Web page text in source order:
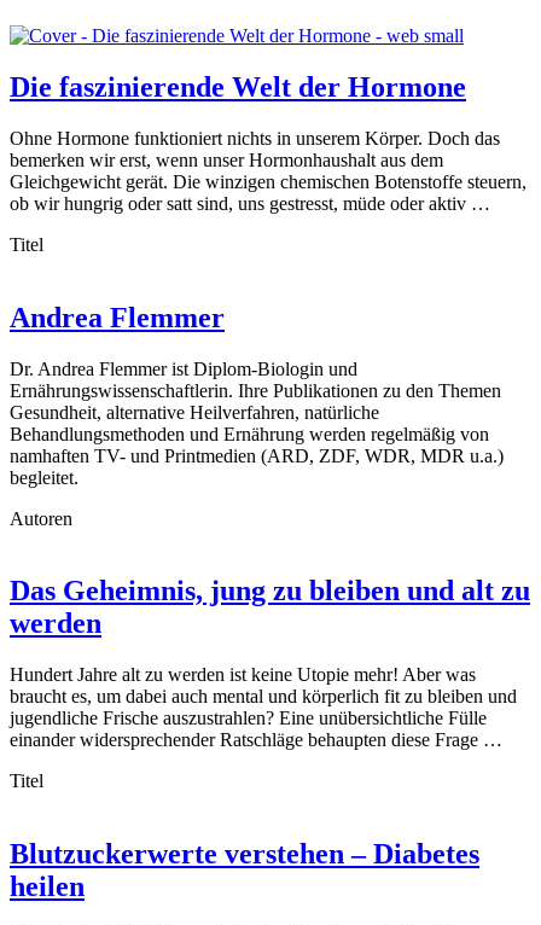
Die faszinierende Welt der Hormone
Ohne Hormone funktioniert nichts in unserem Körper. Doch das
bemerken wir erst, wenn unser Hormonhaushalt aus dem
Gleichgewicht gerät. Die winzigen chemischen Botenstoffe steuern,
ob wir hungrig oder satt sind, uns gestresst, müde oder aktiv …
Titel
Andrea Flemmer
Dr. Andrea Flemmer ist Diplom-Biologin und
Ernährungswissenschaftlerin. Ihre Publikationen zu den Themen
Gesundheit, alternative Heilverfahren, natürliche
Behandlungsmethoden und Ernährung werden regelmäßig von
namhaften TV- und Printmedien (ARD, ZDF, WDR, MDR u.a.)
begleitet.
Autoren
Das Geheimnis, jung zu bleiben und alt zu
werden
Hundert Jahre alt zu werden ist keine Utopie mehr! Aber was
braucht es, um dabei auch mental und körperlich fit zu bleiben und
jugendliche Frische auszustrahlen? Eine unübersichtliche Fülle
einander widersprechender Ratschläge behaupten diese Frage …
Titel
Blutzuckerwerte verstehen – Diabetes
heilen